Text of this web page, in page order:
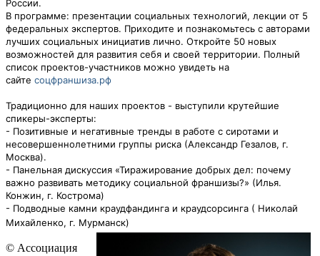
России.
В программе: презентации социальных технологий, лекции от 5
федеральных экспертов. Приходите и познакомьтесь с авторами
лучших социальных инициатив лично. Откройте 50 новых
возможностей для развития себя и своей территории. Полный
список проектов-участников можно увидеть на
сайте соцфраншиза.рф
Традиционно для наших проектов - выступили крутейшие
спикеры-эксперты:
- Позитивные и негативные тренды в работе с сиротами и
несовершеннолетними группы риска (Александр Гезалов, г.
Москва).
- Панельная дискуссия «Тиражирование добрых дел: почему
важно развивать методику социальной франшизы?» (Илья.
Конжин, г. Кострома)
- Подводные камни краудфандинга и краудсорсинга ( Николай
Михайленко, г. Мурманск)
© Ассоциация